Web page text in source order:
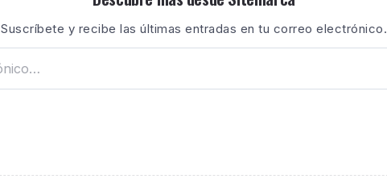
Suscríbete y recibe las últimas entradas en tu correo electrónico.